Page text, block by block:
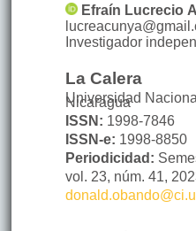
Efraín Lucrecio
Investigador
La Calera
Universidad
Nicaragua
ISSN: 1998-7846
ISSN-e: 1998-8850
Periodicidad:
vol. 23, núm. 41,